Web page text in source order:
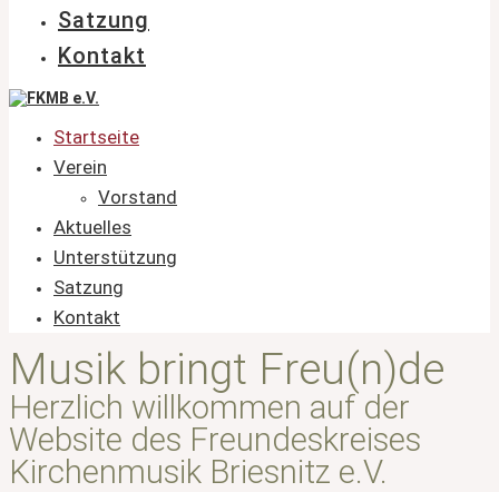
Satzung
Kontakt
Startseite
Verein
Vorstand
Aktuelles
Unterstützung
Satzung
Kontakt
Musik bringt Freu(n)de
Herzlich willkommen auf der
Website des Freundeskreises
Kirchenmusik Briesnitz e.V.